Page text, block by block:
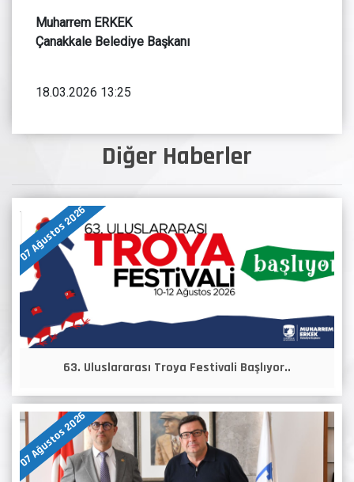
Diğer Haberler
07 Ağustos 2026
63. Uluslararası Troya Festivali Başlıyor..
07 Ağustos 2026
Muharrem ERKEK
Çanakkale Belediye Başkanı
18.03.2026 13:25